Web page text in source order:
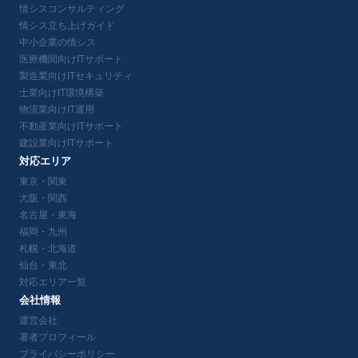
情シスコンサルティング
情シス立ち上げガイド
中小企業の情シス
医療機関向けITサポート
製造業向けITセキュリティ
士業向けIT環境構築
物流業向けIT運用
不動産業向けITサポート
建設業向けITサポート
対応エリア
東京・関東
大阪・関西
名古屋・東海
福岡・九州
札幌・北海道
仙台・東北
対応エリア一覧
会社情報
運営会社
著者プロフィール
プライバシーポリシー